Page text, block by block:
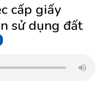
cấp giấy
sử dụng đất